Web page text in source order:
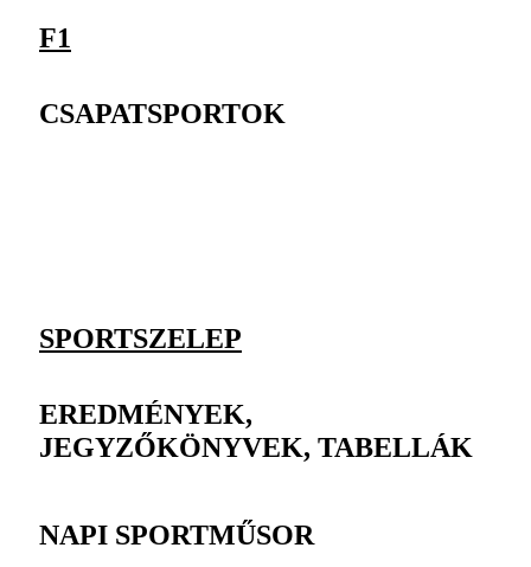
F1
CSAPATSPORTOK
SPORTSZELEP
EREDMÉNYEK,
JEGYZŐKÖNYVEK, TABELLÁK
NAPI SPORTMŰSOR